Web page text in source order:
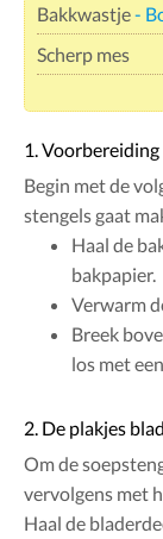
Bakkwastje-
Scherp mes
1. Voorbereiding
Begin met de
stengels gaat
Haal de
bakpapier.
Verwarm
Breek
los met
2. De plakjes
Om de
vervolgens met
Haal de